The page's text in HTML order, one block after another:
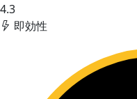
4.3
即効性